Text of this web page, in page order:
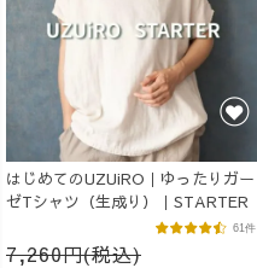
はじめてのUZUiRO｜ゆったりガー
ゼTシャツ（生成り）｜STARTER
7,260円(税込)
61件